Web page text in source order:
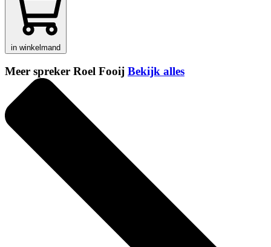
in winkelmand
Meer spreker Roel Fooij Bekijk alles